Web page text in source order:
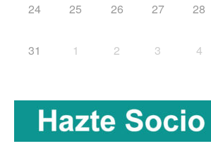
24 25 26 27 28
31 1 2 3 4